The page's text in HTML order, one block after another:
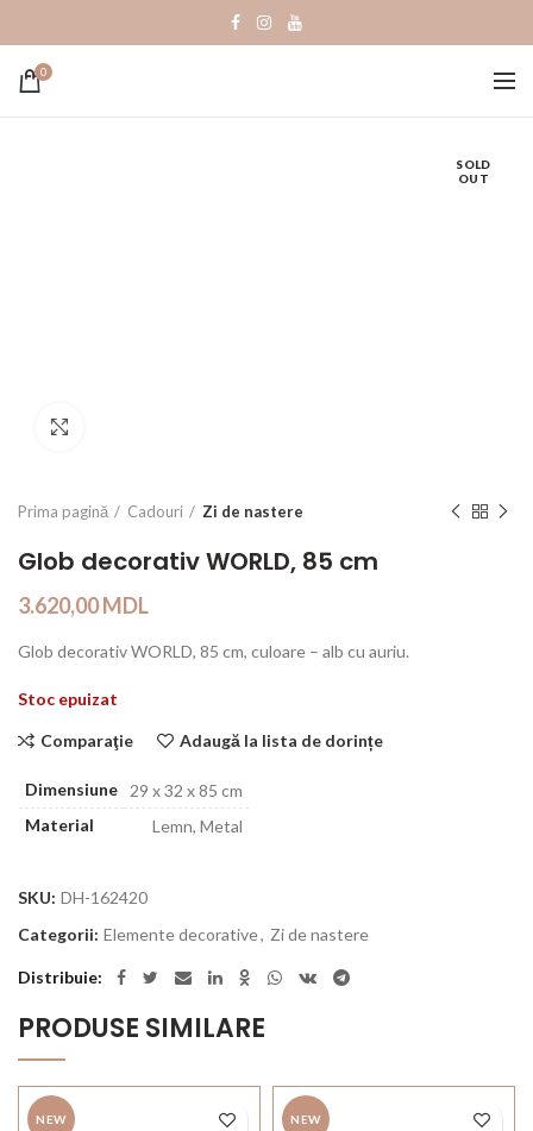
0
SOLD
OUT
Prima pagină Cadouri Zi de nastere
Glob decorativ WORLD, 85 cm
3.620,00MDL
Glob decorativ WORLD, 85 cm, culoare – alb cu auriu.
Stoc epuizat
Comparaţie Adaugă la lista de dorințe
Dimensiune
29 x 32 x 85 cm
Material
Lemn, Metal
SKU: DH-162420
Categorii: Elemente decorative, Zi de nastere
Distribuie
PRODUSE SIMILARE
NEW NEW